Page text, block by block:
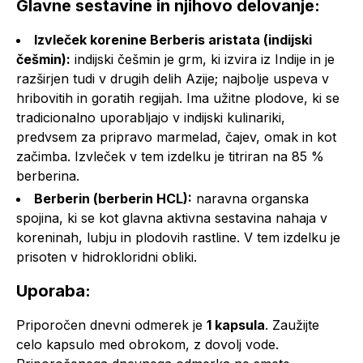
Glavne sestavine in njihovo delovanje:
Izvleček korenine Berberis aristata (indijski
češmin): indijski češmin je grm, ki izvira iz Indije in je
razširjen tudi v drugih delih Azije; najbolje uspeva v
hribovitih in goratih regijah. Ima užitne plodove, ki se
tradicionalno uporabljajo v indijski kulinariki,
predvsem za pripravo marmelad, čajev, omak in kot
začimba. Izvleček v tem izdelku je titriran na 85 %
berberina.
Berberin (berberin HCL): naravna organska
spojina, ki se kot glavna aktivna sestavina nahaja v
koreninah, lubju in plodovih rastline. V tem izdelku je
prisoten v hidrokloridni obliki.
Uporaba:
Priporočen dnevni odmerek je 1 kapsula. Zaužijte
celo kapsulo med obrokom, z dovolj vode.